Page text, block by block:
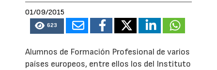
01/09/2015
623
Alumnos de Formación Profesional de varios
países europeos, entre ellos los del Instituto